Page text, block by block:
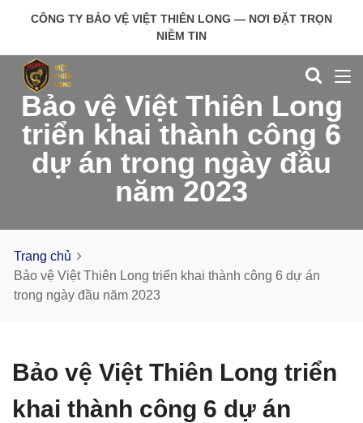
CÔNG TY BẢO VỆ VIỆT THIÊN LONG — NƠI ĐẶT TRỌN
NIỀM TIN
Bảo vệ Việt Thiên Long
triển khai thành công 6
dự án trong ngày đầu
năm 2023
Trang chủ
Bảo vệ Việt Thiên Long triển khai thành công 6 dự án
trong ngày đầu năm 2023
Bảo vệ Việt Thiên Long triển
khai thành công 6 dự án